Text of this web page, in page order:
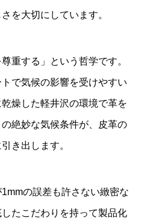
を大切にしています。
重する」という哲学です。
で気候の影響を受けやすい
燥した軽井沢の環境で革を
の絶妙な気候条件が、皮革の
き出します。
の誤差も許さない緻密な
たこだわりを持って製品化